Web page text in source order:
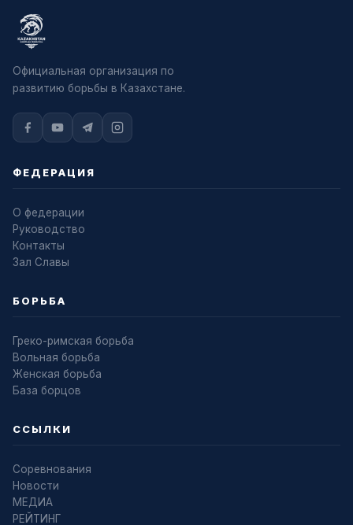
Официальная организация по
развитию борьбы в Казахстане.
ФЕДЕРАЦИЯ
О федерации
Руководство
Контакты
Зал Славы
БОРЬБА
Греко-римская борьба
Вольная борьба
Женская борьба
База борцов
ССЫЛКИ
Соревнования
Новости
МЕДИА
РЕЙТИНГ